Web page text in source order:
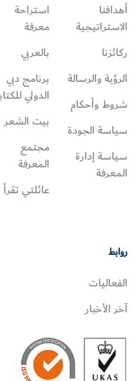
أهدافنا
الاستراتيجية
ركائزنا
الرؤية والرسالة
شروط وأحكام
سياسة الجودة
سياسة إدارة
المعرفة
استراحة
معرفة
بالعربي
برنامج دبي
الدولي
بيت الشعر
مجتمع
المعرفة
عائلتي تقرأ‎
روابط
الفعاليات
آخر الأخبار